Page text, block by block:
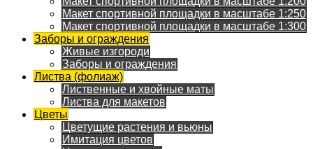
Макет спортивной площадки в масштабе 1:250
Макет спортивной площадки в масштабе 1:300
Заборы и ограждения
Живые изгороди
Заборы и ограждения
Листва (фолиаж)
Лиственные и хвойные маты
Листва для макетов
Цветы
Цветущие растения и вьюны
Имитация цветов